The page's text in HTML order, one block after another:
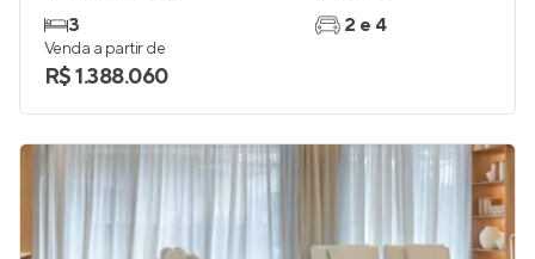
3
2 e 4
Venda a partir de
R$ 1.388.060